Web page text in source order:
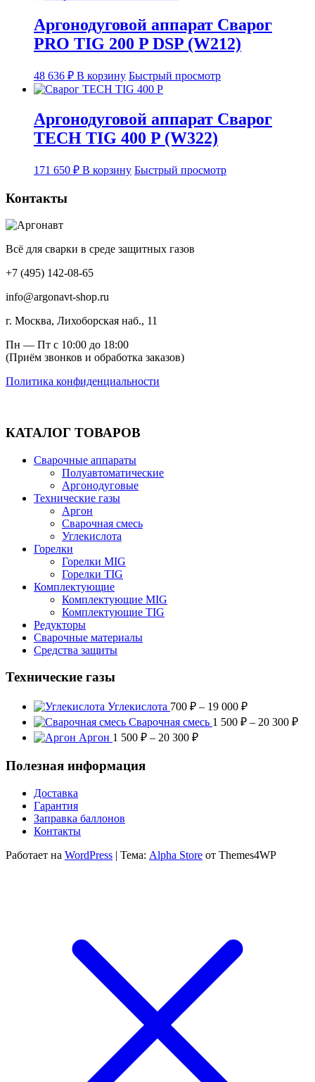
Аргонодуговой аппарат Сварог
PRO TIG 200 P DSP (W212)
48 636 ₽ В корзину Быстрый просмотр
Аргонодуговой аппарат Сварог
TECH TIG 400 P (W322)
171 650 ₽ В корзину Быстрый просмотр
Контакты
Всё для сварки в среде защитных газов
+7 (495) 142-08-65
info@argonavt-shop.ru
г. Москва, Лихоборская наб., 11
Пн — Пт с 10:00 до 18:00
(Приём звонков и обработка заказов)
Политика конфиденциальности
КАТАЛОГ ТОВАРОВ
Сварочные аппараты
Полуавтоматические
Аргонодуговые
Технические газы
Аргон
Сварочная смесь
Углекислота
Горелки
Горелки MIG
Горелки TIG
Комплектующие
Комплектующие MIG
Комплектующие TIG
Редукторы
Сварочные материалы
Средства защиты
Технические газы
Углекислота 700 ₽ – 19 000 ₽Диапазон
цен:
Сварочная смесь 1 500 ₽ – 20 300 ₽
Аргон 1 500 ₽ – 20 300 ₽Диапазон
Полезная информация
Доставка
Гарантия
Заправка баллонов
Контакты
Работает на WordPress | Тема: Alpha Store от Themes4WP